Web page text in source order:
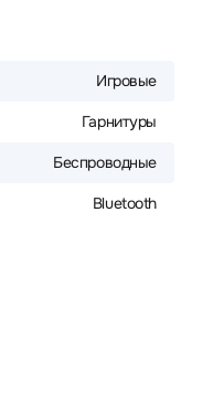
Игровые
Гарнитуры
Беспроводные
Bluetooth